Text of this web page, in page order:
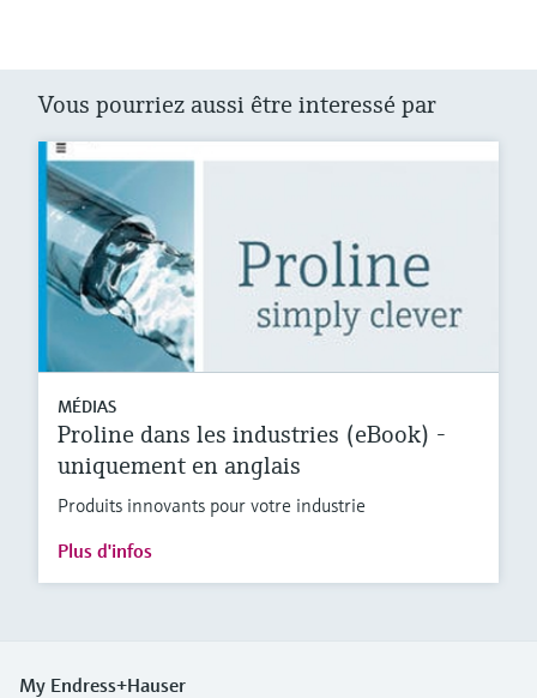
Vous pourriez aussi être interessé par
MÉDIAS
Proline dans les industries (eBook) -
uniquement en anglais
Produits innovants pour votre industrie
Plus d'infos
My Endress+Hauser